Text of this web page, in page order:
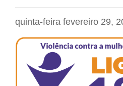
quinta-feira fevereiro 29,